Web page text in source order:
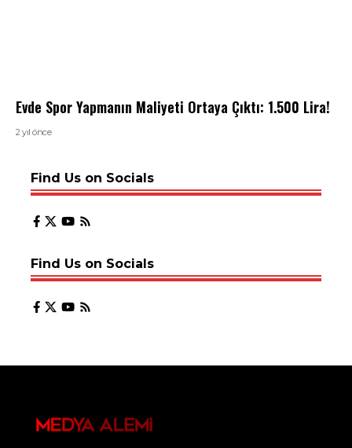
Evde Spor Yapmanın Maliyeti Ortaya Çıktı: 1.500 Lira!
2 yıl önce
Find Us on Socials
Find Us on Socials